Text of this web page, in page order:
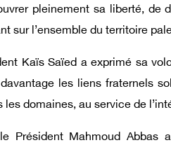
pleinement sa liberté, de
sur l’ensemble du territoire
Kaïs Saïed a exprimé sa
les liens fraternels
les domaines, au service de
Président Mahmoud Abbas